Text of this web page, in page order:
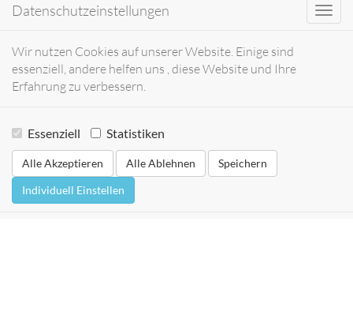
Datenschutzeinstellungen
Wir nutzen Cookies auf unserer Website. Einige sind
essenziell, andere helfen uns , diese Website und Ihre
Erfahrung zu verbessern.
Essenziell Statistiken
Alle Akzeptieren Alle Ablehnen
Speichern
Individuell Einstellen